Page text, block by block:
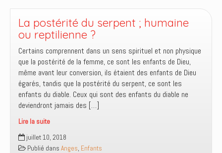
La postérité du serpent ; humaine
ou reptilienne ?
Certains comprennent dans un sens spirituel et non physique
que la postérité de la femme, ce sont les enfants de Dieu,
même avant leur conversion, ils étaient des enfants de Dieu
égarés, tandis que la postérité du serpent, ce sont les
enfants du diable. Ceux qui sont des enfants du diable ne
deviendront jamais des […]
Lire la suite
La
postérité
juillet 10, 2018
Publié dans Anges, Enfants